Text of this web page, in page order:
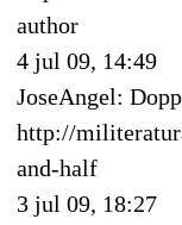
author
4 jul 09, 14:49
JoseAngel:
http://
and-half
3 jul 09, 18:27